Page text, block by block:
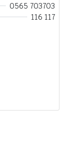
0565 703703
116 117